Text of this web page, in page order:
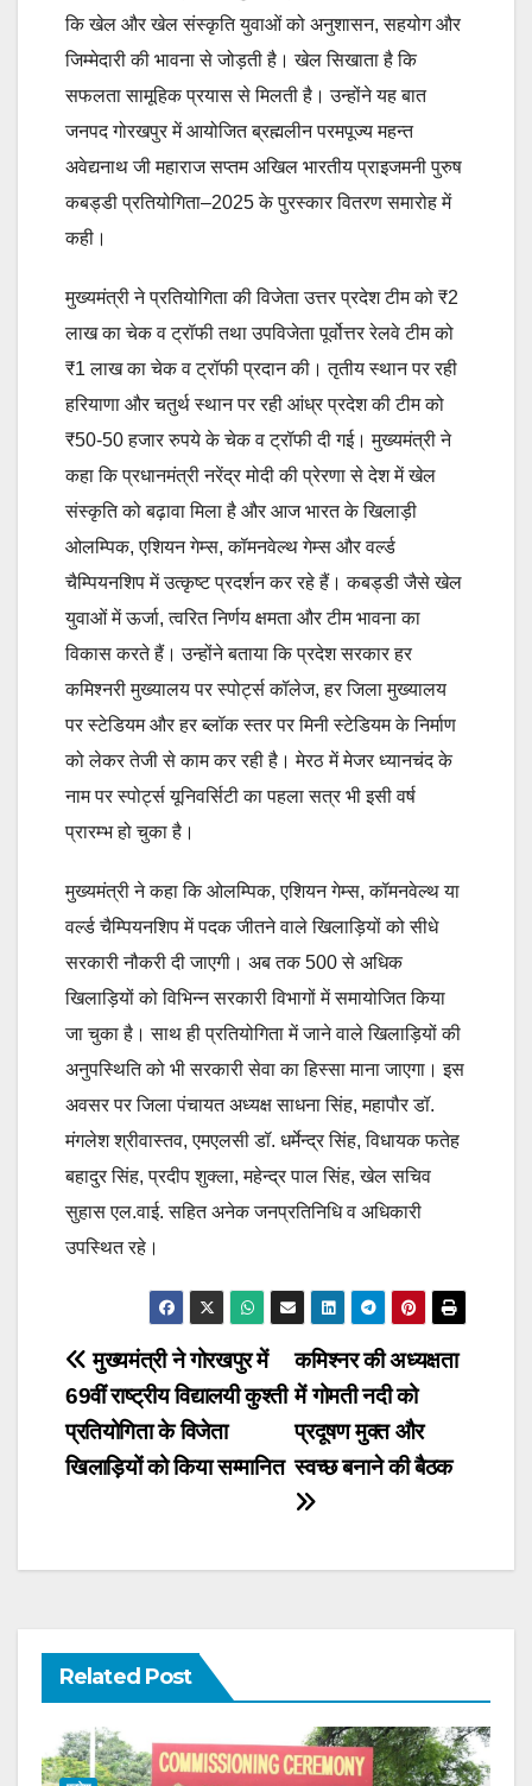
कि खेल और खेल संस्कृति युवाओं को अनुशासन, सहयोग और
जिम्मेदारी की भावना से जोड़ती है। खेल सिखाता है कि
सफलता सामूहिक प्रयास से मिलती है। उन्होंने यह बात
जनपद गोरखपुर में आयोजित ब्रह्मलीन परमपूज्य महन्त
अवेद्यनाथ जी महाराज सप्तम अखिल भारतीय प्राइजमनी पुरुष
कबड्डी प्रतियोगिता–2025 के पुरस्कार वितरण समारोह में
कही।
मुख्यमंत्री ने प्रतियोगिता की विजेता उत्तर प्रदेश टीम को ₹2
लाख का चेक व ट्रॉफी तथा उपविजेता पूर्वोत्तर रेलवे टीम को
₹1 लाख का चेक व ट्रॉफी प्रदान की। तृतीय स्थान पर रही
हरियाणा और चतुर्थ स्थान पर रही आंध्र प्रदेश की टीम को
₹50-50 हजार रुपये के चेक व ट्रॉफी दी गई। मुख्यमंत्री ने
कहा कि प्रधानमंत्री नरेंद्र मोदी की प्रेरणा से देश में खेल
संस्कृत‍ि को बढ़ावा मिला है और आज भारत के खिलाड़ी
ओलम्पिक, एशियन गेम्स, कॉमनवेल्थ गेम्स और वर्ल्ड
चैम्पियनशिप में उत्कृष्ट प्रदर्शन कर रहे हैं। कबड्डी जैसे खेल
युवाओं में ऊर्जा, त्वरित निर्णय क्षमता और टीम भावना का
विकास करते हैं। उन्होंने बताया कि प्रदेश सरकार हर
कमिश्नरी मुख्यालय पर स्पोर्ट्स कॉलेज, हर जिला मुख्यालय
पर स्टेडियम और हर ब्लॉक स्तर पर मिनी स्टेडियम के निर्माण
को लेकर तेजी से काम कर रही है। मेरठ में मेजर ध्यानचंद के
नाम पर स्पोर्ट्स यूनिवर्सिटी का पहला सत्र भी इसी वर्ष
प्रारम्भ हो चुका है।
मुख्यमंत्री ने कहा कि ओलम्पिक, एशियन गेम्स, कॉमनवेल्थ या
वर्ल्ड चैम्पियनशिप में पदक जीतने वाले खिलाड़ियों को सीधे
सरकारी नौकरी दी जाएगी। अब तक 500 से अधिक
खिलाड़ियों को विभिन्न सरकारी विभागों में समायोजित किया
जा चुका है। साथ ही प्रतियोगिता में जाने वाले खिलाड़ियों की
अनुपस्थिति को भी सरकारी सेवा का हिस्सा माना जाएगा। इस
अवसर पर जिला पंचायत अध्यक्ष साधना सिंह, महापौर डॉ.
मंगलेश श्रीवास्तव, एमएलसी डॉ. धर्मेन्द्र सिंह, विधायक फतेह
बहादुर सिंह, प्रदीप शुक्ला, महेन्द्र पाल सिंह, खेल सचिव
सुहास एल.वाई. सहित अनेक जनप्रतिनिधि व अधिकारी
उपस्थित रहे।
Post
navigation
कमिश्नर की अध्यक्षता
में गोमती नदी को
प्रदूषण मुक्त और
स्वच्छ बनाने की बैठक
मुख्यमंत्री ने गोरखपुर में
69वीं राष्ट्रीय विद्यालयी कुश्ती
प्रतियोगिता के विजेता
खिलाड़ियों को किया सम्मानित
Related Post